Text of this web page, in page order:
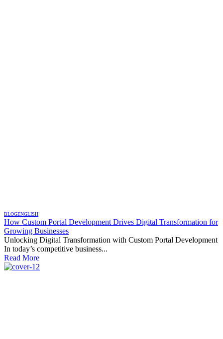
BLOGENGLISH
How Custom Portal Development Drives Digital Transformation for
Growing Businesses
Unlocking Digital Transformation with Custom Portal Development
In today’s competitive business...
Read More